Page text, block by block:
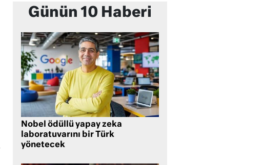
Günün 10 Haberi
Nobel ödüllü yapay zeka
laboratuvarını bir Türk
yönetecek